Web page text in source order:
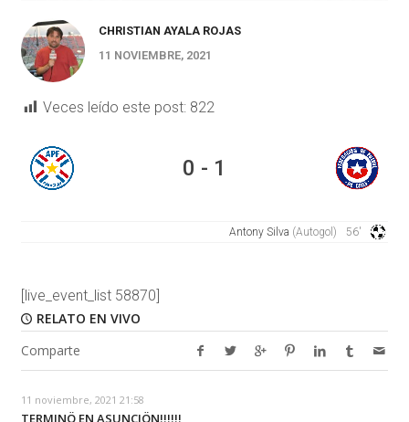
CHRISTIAN AYALA ROJAS
11 NOVIEMBRE, 2021
Veces leído este post: 822
0 - 1
56'
Antony Silva (Autogol)
[live_event_list 58870]
RELATO EN VIVO
Comparte
11 noviembre, 2021 21:58